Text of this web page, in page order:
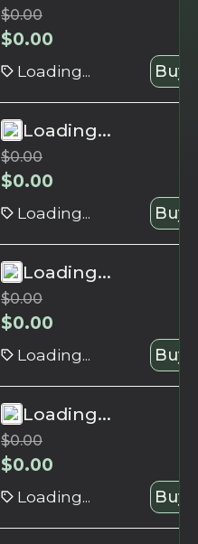
$0.00
$0.00
Loading... Buy
Loading...
$0.00
$0.00
Loading... Buy
Loading...
$0.00
$0.00
Loading... Buy
Loading...
$0.00
$0.00
Loading... Buy